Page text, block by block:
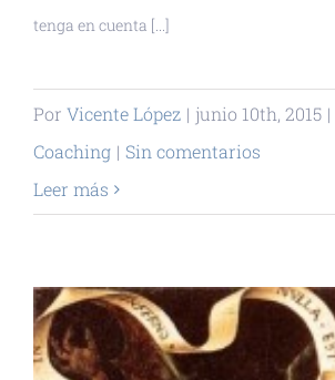
tenga en cuenta [...]
Por Vicente López | junio 10th, 2015 |
Coaching | Sin comentarios
Leer más